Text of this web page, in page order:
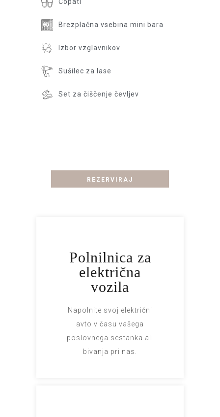
Brezplačna vsebina mini bara
Izbor vzglavnikov
Sušilec za lase
Set za čiščenje čevljev
REZERVIRAJ
Polnilnica za
električna
vozila
Napolnite svoj električni
avto v času vašega
poslovnega sestanka ali
bivanja pri nas.